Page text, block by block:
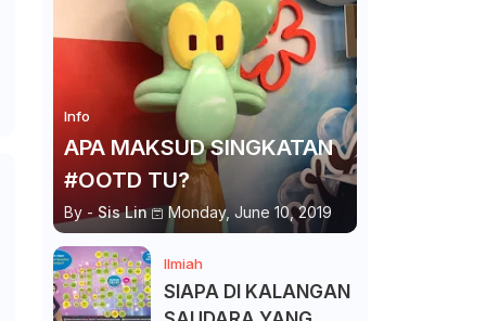
Info
APA MAKSUD SINGKATAN
#OOTD TU?
By - Sis Lin Monday, June 10, 2019
Ilmiah
SIAPA DI KALANGAN